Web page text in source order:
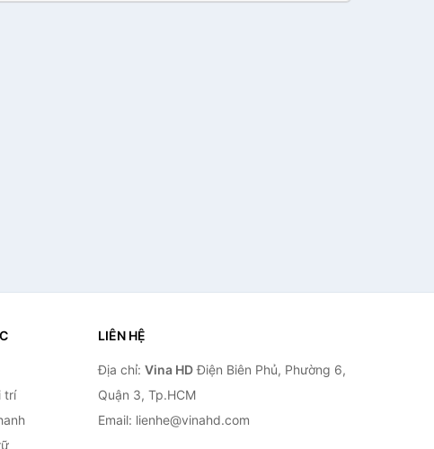
trí
LIÊN HỆ
Địa chỉ: Vina HDĐiện Biên Phủ, Phường 6,
Quận 3, Tp.HCM
Email: lienhe@vinahd.com